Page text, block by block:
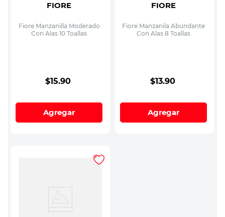
FIORE
Fiore Manzanilla Moderado
Con Alas 10 Toallas
$15.90
Agregar
FIORE
Fiore Manzanila Abundante
Con Alas 8 Toallas
$13.90
Agregar